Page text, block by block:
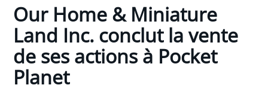
Our Home & Miniature
Land Inc. conclut la vente
de ses actions à Pocket
Planet